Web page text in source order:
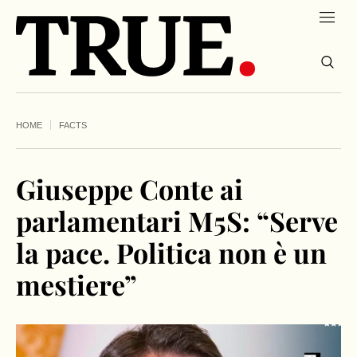
HOME FACTS
Giuseppe Conte ai
parlamentari M5S: “Serve
la pace. Politica non è un
mestiere”